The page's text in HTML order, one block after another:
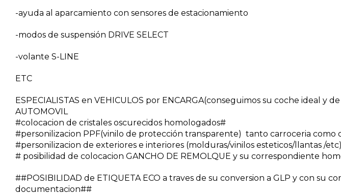
-ayuda al aparcamiento con sensores de estacionamiento
-modos de suspensión DRIVE SELECT
-volante S-LINE
ETC
ESPECIALISTAS en VEHICULOS por ENCARGA(conseguimos su coche ideal y
AUTOMOVIL
#colocacion de cristales oscurecidos homologados#
#personilizacion PPF(vinilo de protección transparente) tanto carroceria como
#personilizacion de exteriores e interiores (molduras/vinilos esteticos/llantas /etc)
# posibilidad de colocacion GANCHO DE REMOLQUE y su correspondiente
##POSIBILIDAD de ETIQUETA ECO a traves de su conversion a GLP y con su
documentacion##